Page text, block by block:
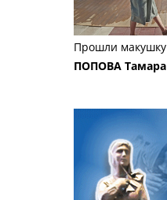
Прошли макушку
ПОПОВА Тамара